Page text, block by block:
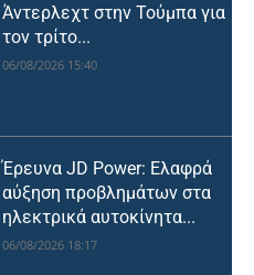
Άντερλεχτ στην Τούμπα για
τον τρίτο...
06/08/2026 15:40
Έρευνα JD Power: Ελαφρά
αύξηση προβλημάτων στα
ηλεκτρικά αυτοκίνητα...
06/08/2026 18:17